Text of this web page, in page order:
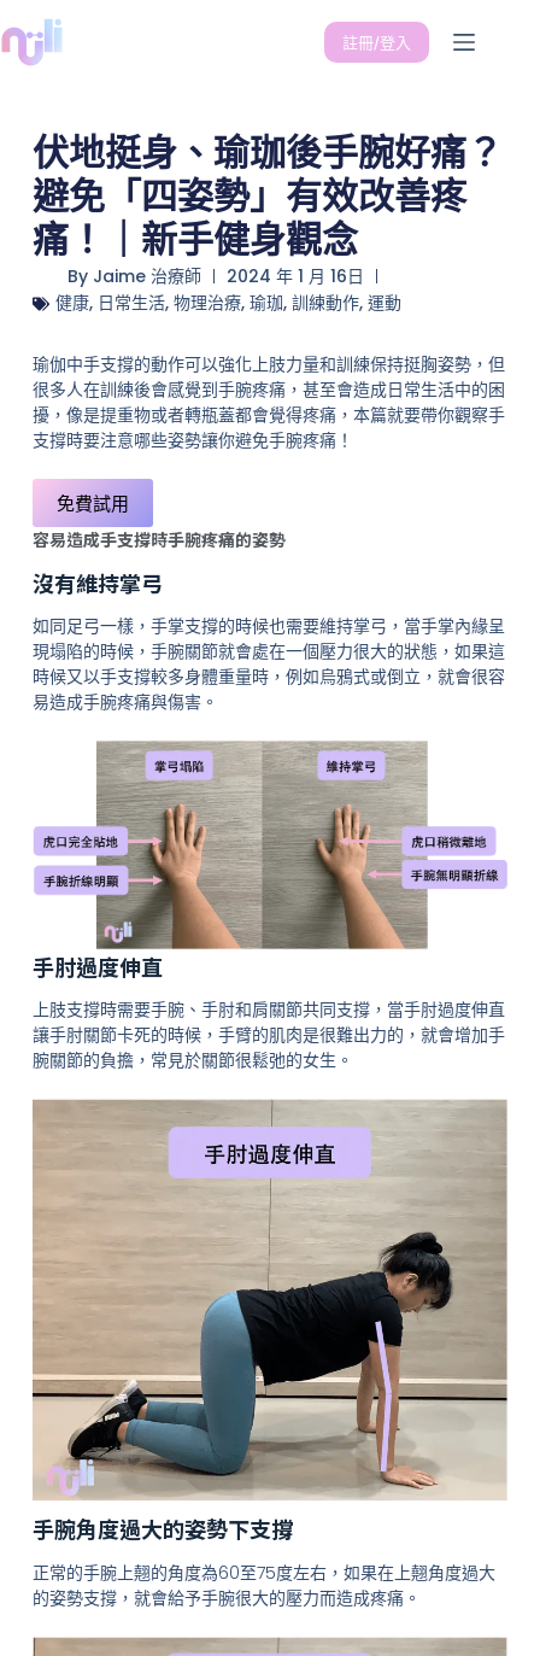
註冊/登入
伏地挺身、瑜珈後手腕好痛？
避免「四姿勢」有效改善疼
痛！｜新手健身觀念
ByJaime 治療師
2024 年 1 月 16日
健康, 日常生活, 物理治療, 瑜珈, 訓練動作, 運動
瑜伽中手支撐的動作可以強化上肢力量和訓練保持挺胸姿勢，但
很多人在訓練後會感覺到手腕疼痛，甚至會造成日常生活中的困
擾，像是提重物或者轉瓶蓋都會覺得疼痛，本篇就要帶你觀察手
支撐時要注意哪些姿勢讓你避免手腕疼痛！
免費試用
容易造成手支撐時手腕疼痛的姿勢
沒有維持掌弓
如同足弓一樣，手掌支撐的時候也需要維持掌弓，當手掌內緣呈
現塌陷的時候，手腕關節就會處在一個壓力很大的狀態，如果這
時候又以手支撐較多身體重量時，例如烏鴉式或倒立，就會很容
易造成手腕疼痛與傷害。
手肘過度伸直
上肢支撐時需要手腕、手肘和肩關節共同支撐，當手肘過度伸直
讓手肘關節卡死的時候，手臂的肌肉是很難出力的，就會增加手
腕關節的負擔，常見於關節很鬆弛的女生。
手腕角度過大的姿勢下支撐
正常的手腕上翹的角度為60至75度左右，如果在上翹角度過大
的姿勢支撐，就會給予手腕很大的壓力而造成疼痛。